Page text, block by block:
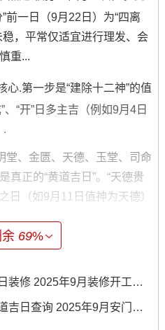
前一日（9月22日）为“四离
稳，平常仅适宜进行理发、会
重...
心.第一步是“建除十二神”的值
”、“开”日多主吉（例如9月4日
.
堂、金匮、天德、玉堂、司命
真正的“黄道吉日”。“天德贵
日（如9月11日值神为天德）
跟自身生肖的合冲关系。9月4
69%
年9月装修开工黄道吉日一览表
询 2025年9月安门最旺的黄道吉日